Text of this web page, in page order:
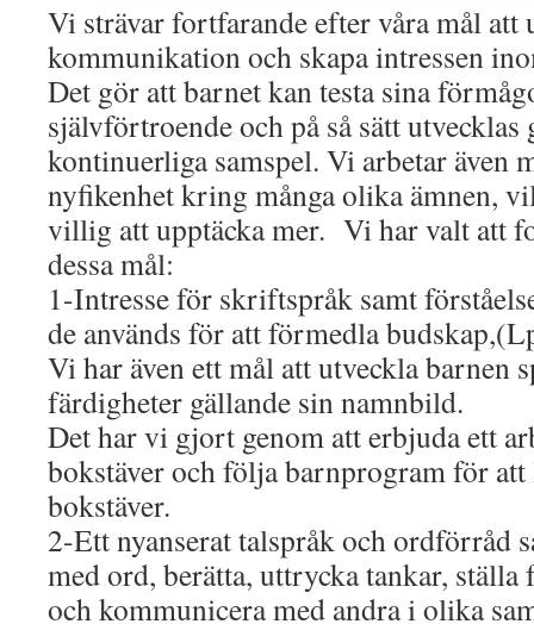
Vi strävar fortfarande efter våra mål att
kommunikation och skapa intressen
Det gör att barnet kan testa sina
självförtroende och på så sätt utvecklas
kontinuerliga samspel. Vi arbetar även
nyfikenhet kring många olika ämnen,
villig att upptäcka mer. Vi har valt att
dessa mål:
1-Intresse för skriftspråk samt
de används för att förmedla
Vi har även ett mål att utveckla barnen
färdigheter gällande sin namnbild.
Det har vi gjort genom att erbjuda ett
bokstäver och följa barnprogram för att
bokstäver.
2-Ett nyanserat talspråk och ordförråd
med ord, berätta, uttrycka tankar, ställa
och kommunicera med andra i olika